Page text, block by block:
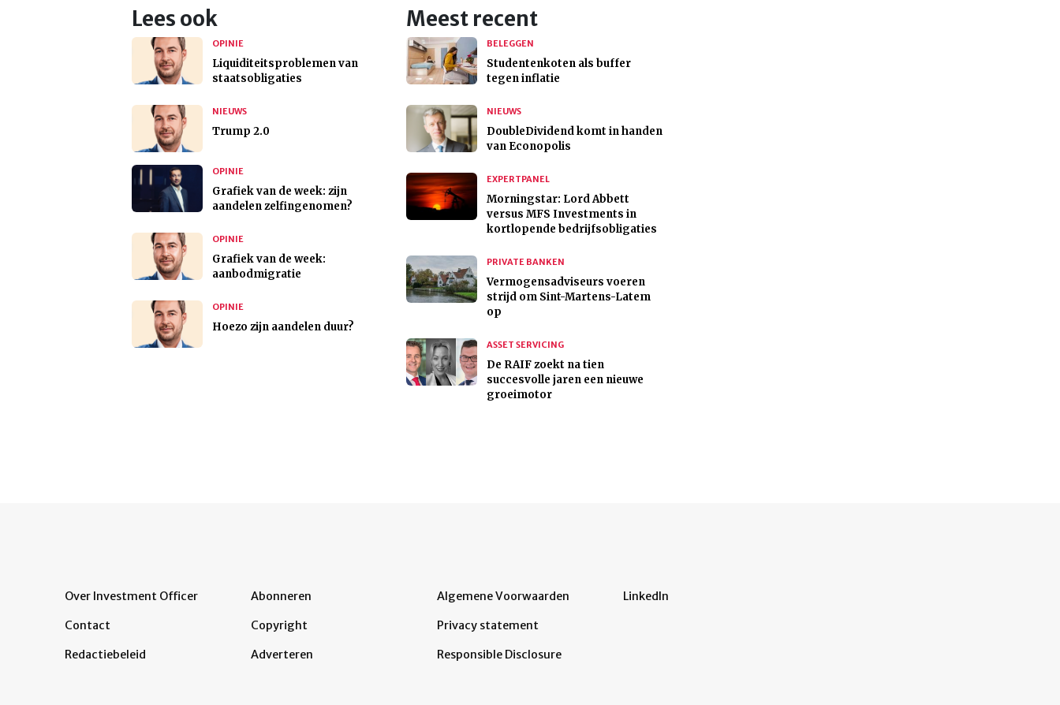
Lees ook
OPINIE
Liquiditeitsproblemen van
staatsobligaties
NIEUWS
Trump 2.0
OPINIE
Grafiek van de week: zijn
aandelen zelfingenomen?
OPINIE
Grafiek van de week:
aanbodmigratie
OPINIE
Hoezo zijn aandelen duur?
Meest recent
BELEGGEN
Studentenkoten als buffer
tegen inflatie
NIEUWS
DoubleDividend komt in handen
van Econopolis
EXPERTPANEL
Morningstar: Lord Abbett
versus MFS Investments in
kortlopende bedrijfsobligaties
PRIVATE BANKEN
Vermogensadviseurs voeren
strijd om Sint-Martens-Latem
op
ASSET SERVICING
De RAIF zoekt na tien
succesvolle jaren een nieuwe
groeimotor
Over Investment Officer
Contact
Redactiebeleid
Abonneren
Copyright
Adverteren
Algemene Voorwaarden
Privacy statement
Responsible Disclosure
LinkedIn